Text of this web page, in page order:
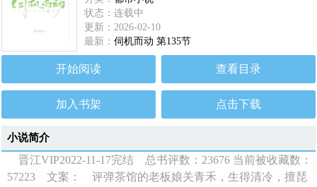
状态：连载中
更新：2026-02-10
最新：伺机而动 第135节
开始阅读 查看目录
加入书架 点击下载
小说简介
晋江VIP2022-11-17完结 总书评数：23676 当前被收藏数：
57223 文案： 评弹茶馆的老板娘关青禾，生得清冷，擅琵